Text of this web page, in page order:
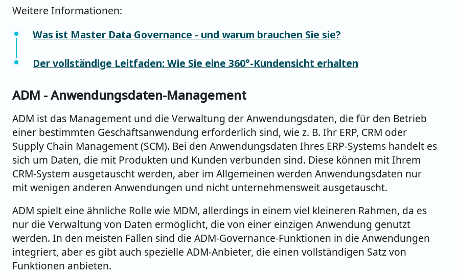
Weitere Informationen:
Was ist Master Data Governance - und warum brauchen Sie sie?
Der vollständige Leitfaden: Wie Sie eine 360°-Kundensicht erhalten
ADM - Anwendungsdaten-Management
ADM ist das Management und die Verwaltung der Anwendungsdaten, die für den Betrieb
einer bestimmten Geschäftsanwendung erforderlich sind, wie z. B. Ihr ERP, CRM oder
Supply Chain Management (SCM). Bei den Anwendungsdaten Ihres ERP-Systems handelt es
sich um Daten, die mit Produkten und Kunden verbunden sind. Diese können mit Ihrem
CRM-System ausgetauscht werden, aber im Allgemeinen werden Anwendungsdaten nur
mit wenigen anderen Anwendungen und nicht unternehmensweit ausgetauscht.
ADM spielt eine ähnliche Rolle wie MDM, allerdings in einem viel kleineren Rahmen, da es
nur die Verwaltung von Daten ermöglicht, die von einer einzigen Anwendung genutzt
werden. In den meisten Fällen sind die ADM-Governance-Funktionen in die Anwendungen
integriert, aber es gibt auch spezielle ADM-Anbieter, die einen vollständigen Satz von
Funktionen anbieten.